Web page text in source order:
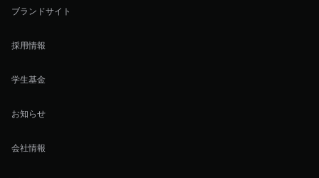
ブランドサイト
採用情報
学生基金
お知らせ
会社情報